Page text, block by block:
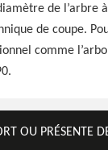
de l’arbre
de coupe.
comme
OU PRÉSENTE